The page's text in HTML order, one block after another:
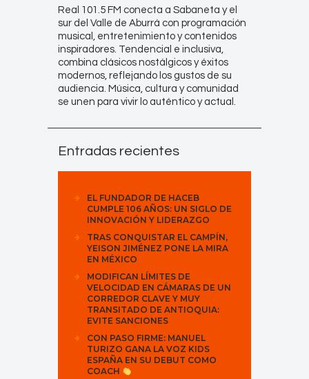
Real 101.5 FM conecta a Sabaneta y el
sur del Valle de Aburrá con programación
musical, entretenimiento y contenidos
inspiradores. Tendencial e inclusiva,
combina clásicos nostálgicos y éxitos
modernos, reflejando los gustos de su
audiencia. Música, cultura y comunidad
se unen para vivir lo auténtico y actual.
Entradas recientes
EL FUNDADOR DE HACEB
CUMPLE 106 AÑOS: UN SIGLO DE
INNOVACIÓN Y LIDERAZGO
TRAS CONQUISTAR EL CAMPÍN,
YEISON JIMÉNEZ PONE LA MIRA
EN MÉXICO
MODIFICAN LÍMITES DE
VELOCIDAD EN CÁMARAS DE UN
CORREDOR CLAVE Y MUY
TRANSITADO DE ANTIOQUIA:
EVITE SANCIONES
CON PASO FIRME: MANUEL
TURIZO GANA LA VOZ KIDS
ESPAÑA EN SU DEBUT COMO
COACH